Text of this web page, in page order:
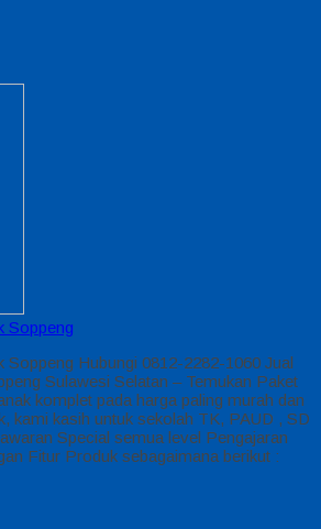
Soppeng
Soppeng Hubungi 0812-2282-1060 Jual
Sulawesi Selatan – Temukan Paket
komplet pada harga paling murah dan
kami kasih untuk sekolah TK, PAUD , SD
Special semua level Pengajaran
Fitur Produk sebagaimana berikut :